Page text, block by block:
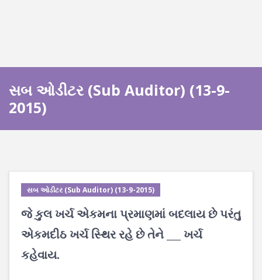
સબ ઓડીટર (Sub Auditor) (13-9-
2015)
સબ ઓડીટર (Sub Auditor) (13-9-2015)
જે કુલ ખર્ચ એકમના પ્રમાણમાં બદલાય છે પરંતુ
એકમદીઠ ખર્ચ સ્થિર રહે છે તેને ___ ખર્ચ
કહેવાય.